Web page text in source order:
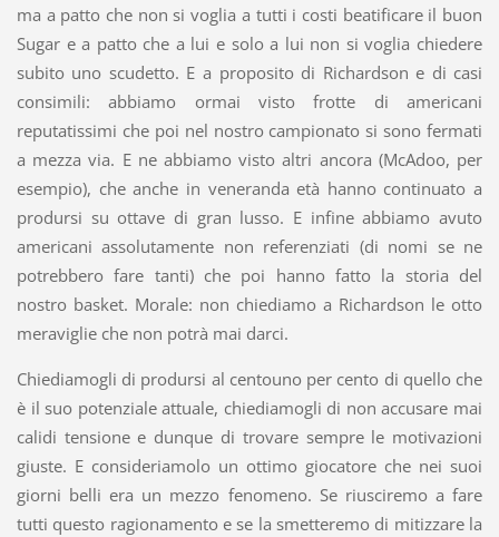
ma a patto che non si voglia a tutti i costi beatificare il buon
Sugar e a patto che a lui e solo a lui non si voglia chiedere
subito uno scudetto. E a proposito di Richardson e di casi
consimili: abbiamo ormai visto frotte di americani
reputatissimi che poi nel nostro campionato si sono fermati
a mezza via. E ne abbiamo visto altri ancora (McAdoo, per
esempio), che anche in veneranda età hanno continuato a
prodursi su ottave di gran lusso. E infine abbiamo avuto
americani assolutamente non referenziati (di nomi se ne
potrebbero fare tanti) che poi hanno fatto la storia del
nostro basket. Morale: non chiediamo a Richardson le otto
meraviglie che non potrà mai darci.
Chiediamogli di prodursi al centouno per cento di quello che
è il suo potenziale attuale, chiediamogli di non accusare mai
calidi tensione e dunque di trovare sempre le motivazioni
giuste. E consideriamolo un ottimo giocatore che nei suoi
giorni belli era un mezzo fenomeno. Se riusciremo a fare
tutti questo ragionamento e se la smetteremo di mitizzare la